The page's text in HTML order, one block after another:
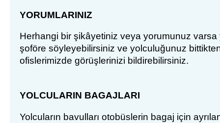
YORUMLARINIZ
Herhangi bir şikâyetiniz veya yorumunuz varsa
şoföre söyleyebilirsiniz ve yolculuğunuz
ofislerimizde görüşlerinizi bildirebilirsiniz.
YOLCULARIN BAGAJLARI
Yolcuların bavulları otobüslerin bagaj için